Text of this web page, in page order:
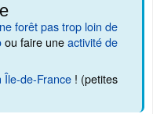
forêt pas trop loin de
ou faire uneactivité de
Île-de-France ! (petites